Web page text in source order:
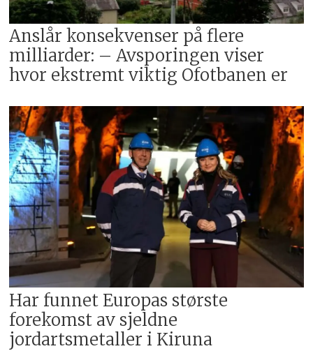
Anslår konsekvenser på flere
milliarder: – Avsporingen viser
hvor ekstremt viktig Ofotbanen er
Har funnet Europas største
forekomst av sjeldne
jordartsmetaller i Kiruna